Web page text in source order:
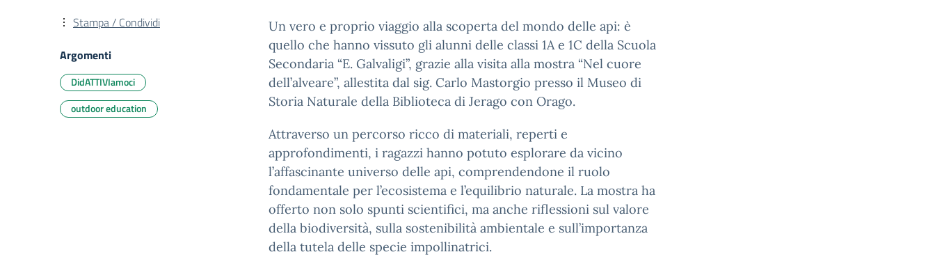
Un vero e proprio viaggio alla scoperta del mondo delle api: è
quello che hanno vissuto gli alunni delle classi 1A e 1C della Scuola
Secondaria “E. Galvaligi”, grazie alla visita alla mostra “Nel cuore
dell’alveare”, allestita dal sig. Carlo Mastorgio presso il Museo di
Storia Naturale della Biblioteca di Jerago con Orago.
Attraverso un percorso ricco di materiali, reperti e
approfondimenti, i ragazzi hanno potuto esplorare da vicino
l’affascinante universo delle api, comprendendone il ruolo
fondamentale per l’ecosistema e l’equilibrio naturale. La mostra ha
offerto non solo spunti scientifici, ma anche riflessioni sul valore
della biodiversità, sulla sostenibilità ambientale e sull’importanza
della tutela delle specie impollinatrici.
Stampa / Condividi
Argomenti
DidATTIVIamoci
outdoor education